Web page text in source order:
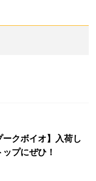
ークボイオ】入荷し
プにぜひ！